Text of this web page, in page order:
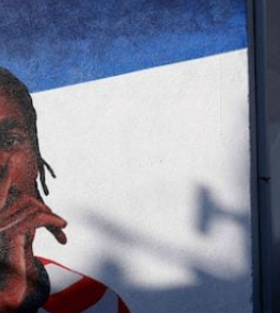
ب
ك
د
m
b
ت
ي
ر
ي
س
ت